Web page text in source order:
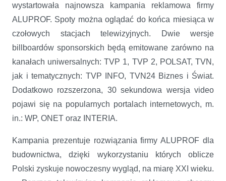
wystartowała najnowsza kampania reklamowa firmy
ALUPROF. Spoty można oglądać do końca miesiąca w
czołowych stacjach telewizyjnych. Dwie wersje
billboardów sponsorskich będą emitowane zarówno na
kanałach uniwersalnych: TVP 1, TVP 2, POLSAT, TVN,
jak i tematycznych: TVP INFO, TVN24 Biznes i Świat.
Dodatkowo rozszerzona, 30 sekundowa wersja video
pojawi się na popularnych portalach internetowych, m.
in.: WP, ONET oraz INTERIA.
Kampania prezentuje rozwiązania firmy ALUPROF dla
budownictwa, dzięki wykorzystaniu których oblicze
Polski zyskuje nowoczesny wygląd, na miarę XXI wieku.